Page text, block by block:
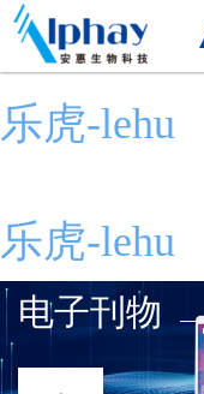
乐虎-lehu
乐虎-lehu
电子刊物